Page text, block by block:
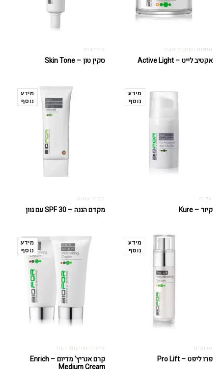
טיפוח ושיקום העור
אקטיב לייט – Active Light
מחדשים
סקין טון – Skin Tone
מידע
נוסף
אקנה
קיור – Kure
מידע
נוסף
חסמי שמש
מקדם הגנה – SPF 30 עם גוון
מידע
נוסף
סרומים
פרו ליפט – Pro Lift
מידע
נוסף
טיפוח ושיקום העור
קרם אנריץ' מדיום – Enrich
Medium Cream